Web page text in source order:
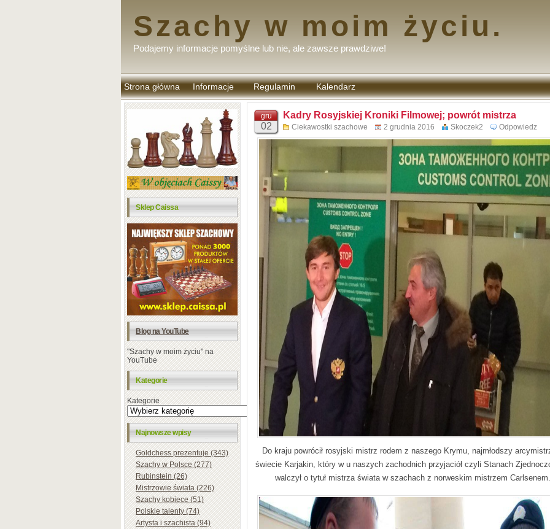
Szachy w moim życiu.
Podajemy informacje pomyślne lub nie, ale zawsze prawdziwe!
Strona główna Informacje Regulamin
komentarzy
Kalendarz
Sklep Caissa
Blog na YouTube
"Szachy w moim życiu" na
YouTube
Kategorie
Kategorie
Najnowsze wpisy
Goldchess prezentuje (343)
Szachy w Polsce (277)
Rubinstein (26)
Mistrzowie świata (226)
Szachy kobiece (51)
Polskie talenty (74)
Artysta i szachista (94)
gru
02
Kadry Rosyjskiej Kroniki Filmowej; powrót mistrza
Ciekawostki szachowe 2 grudnia 2016 Skoczek2 Odpowiedz
Do kraju powrócił rosyjski mistrz rodem z naszego Krymu, najmłodszy
świecie Karjakin, który w u naszych zachodnich przyjaciół czyli Stanach
walczył o tytuł mistrza świata w szachach z norweskim mistrzem Carlsenem.